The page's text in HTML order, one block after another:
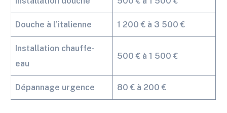
Douche à l’italienne 1 200 € à 3 500 €
Installation chauffe-
eau
500 € à 1 500 €
Dépannage urgence 80 € à 200 €